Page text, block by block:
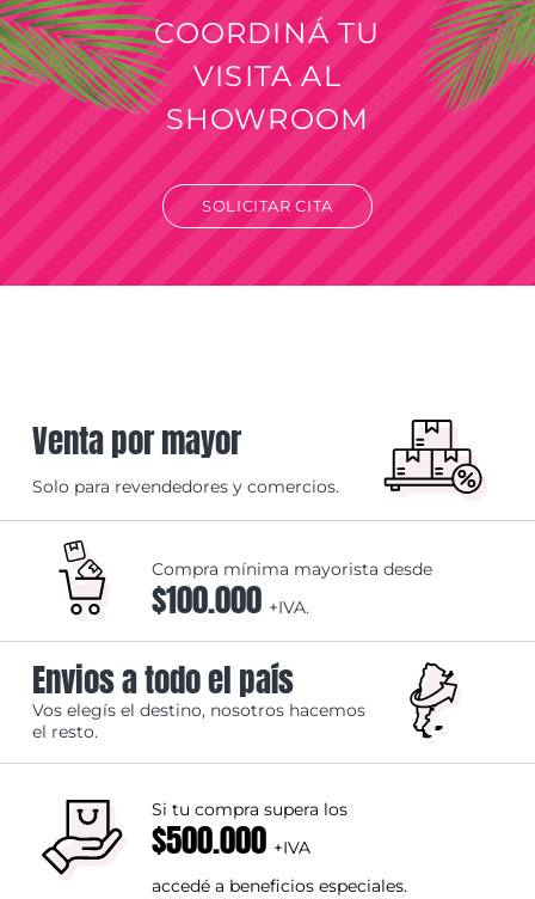
COORDINÁ TU
VISITA AL
SHOWROOM
SOLICITAR CITA
Venta por mayor
Solo para revendedores y comercios.
Compra mínima mayorista desde
$100.000 +IVA.
Envios a todo el país
Vos elegís el destino, nosotros hacemos
el resto.
Si tu compra supera los
$500.000 +IVA
accedé a beneficios especiales.